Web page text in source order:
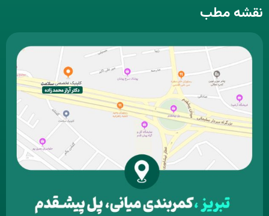
نقشه مطب